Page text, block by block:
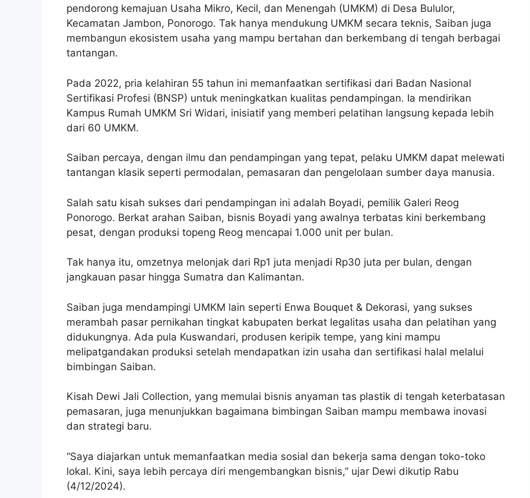
pendorong kemajuan Usaha Mikro, Kecil, dan Menengah (UMKM) di Desa Bululor,
Kecamatan Jambon, Ponorogo. Tak hanya mendukung UMKM secara teknis, Saiban juga
membangun ekosistem usaha yang mampu bertahan dan berkembang di tengah berbagai
tantangan.
Pada 2022, pria kelahiran 55 tahun ini memanfaatkan sertifikasi dari Badan Nasional
Sertifikasi Profesi (BNSP) untuk meningkatkan kualitas pendampingan. Ia mendirikan
Kampus Rumah UMKM Sri Widari, inisiatif yang memberi pelatihan langsung kepada lebih
dari 60 UMKM.
Saiban percaya, dengan ilmu dan pendampingan yang tepat, pelaku UMKM dapat melewati
tantangan klasik seperti permodalan, pemasaran dan pengelolaan sumber daya manusia.
Salah satu kisah sukses dari pendampingan ini adalah Boyadi, pemilik Galeri Reog
Ponorogo. Berkat arahan Saiban, bisnis Boyadi yang awalnya terbatas kini berkembang
pesat, dengan produksi topeng Reog mencapai 1.000 unit per bulan.
Tak hanya itu, omzetnya melonjak dari Rp1 juta menjadi Rp30 juta per bulan, dengan
jangkauan pasar hingga Sumatra dan Kalimantan.
Saiban juga mendampingi UMKM lain seperti Enwa Bouquet & Dekorasi, yang sukses
merambah pasar pernikahan tingkat kabupaten berkat legalitas usaha dan pelatihan yang
didukungnya. Ada pula Kuswandari, produsen keripik tempe, yang kini mampu
melipatgandakan produksi setelah mendapatkan izin usaha dan sertifikasi halal melalui
bimbingan Saiban.
Kisah Dewi Jali Collection, yang memulai bisnis anyaman tas plastik di tengah keterbatasan
pemasaran, juga menunjukkan bagaimana bimbingan Saiban mampu membawa inovasi
dan strategi baru.
“Saya diajarkan untuk memanfaatkan media sosial dan bekerja sama dengan toko-toko
lokal. Kini, saya lebih percaya diri mengembangkan bisnis,” ujar Dewi dikutip Rabu
(4/12/2024).